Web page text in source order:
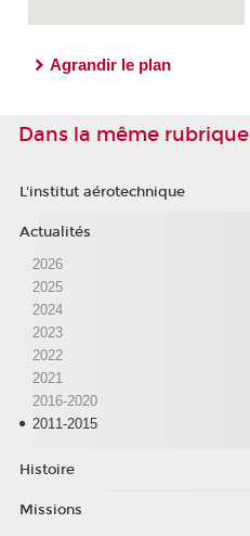
Agrandir le plan
Dans la même rubrique
L'institut aérotechnique
Actualités
2026
2025
2024
2023
2022
2021
2016-2020
2011-2015
Histoire
Missions